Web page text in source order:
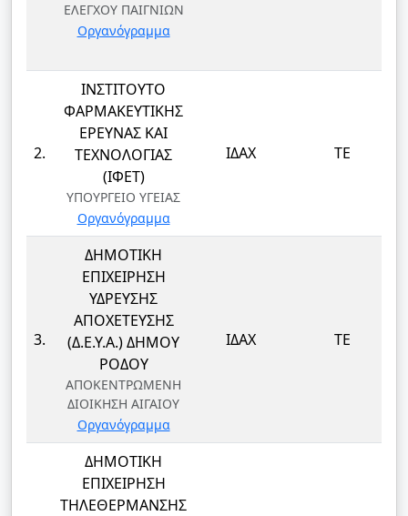
ΕΛΕΓΧΟΥ ΠΑΙΓΝΙΩΝ
Οργανόγραμμα
2.
ΙΝΣΤΙΤΟΥΤΟ
ΦΑΡΜΑΚΕΥΤΙΚΗΣ
ΕΡΕΥΝΑΣ ΚΑΙ
ΤΕΧΝΟΛΟΓΙΑΣ
(ΙΦΕΤ)
ΥΠΟΥΡΓΕΙΟ ΥΓΕΙΑΣ
Οργανόγραμμα
ΙΔΑΧ ΤΕ
3.
ΔΗΜΟΤΙΚΗ
ΕΠΙΧΕΙΡΗΣΗ
ΥΔΡΕΥΣΗΣ
ΑΠΟΧΕΤΕΥΣΗΣ
(Δ.Ε.Υ.Α.) ΔΗΜΟΥ
ΡΟΔΟΥ
ΑΠΟΚΕΝΤΡΩΜΕΝΗ
ΔΙΟΙΚΗΣΗ ΑΙΓΑΙΟΥ
Οργανόγραμμα
ΙΔΑΧ ΤΕ
ΔΗΜΟΤΙΚΗ
ΕΠΙΧΕΙΡΗΣΗ
ΤΗΛΕΘΕΡΜΑΝΣΗΣ